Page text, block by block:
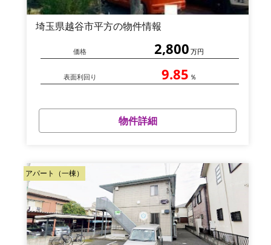
埼玉県越谷市平方の物件情報
価格 2,800 万円
表面利回り 9.85 ％
物件詳細
アパート（一棟）